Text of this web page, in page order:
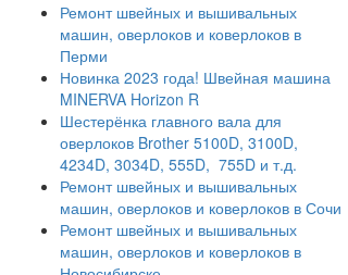
Ремонт швейных и вышивальных
машин, оверлоков и коверлоков в
Перми
Новинка 2023 года! Швейная машина
MINERVA Horizon R
Шестерёнка главного вала для
оверлоков Brother 5100D, 3100D,
4234D, 3034D, 555D, 755D и т.д.
Ремонт швейных и вышивальных
машин, оверлоков и коверлоков в Сочи
Ремонт швейных и вышивальных
машин, оверлоков и коверлоков в